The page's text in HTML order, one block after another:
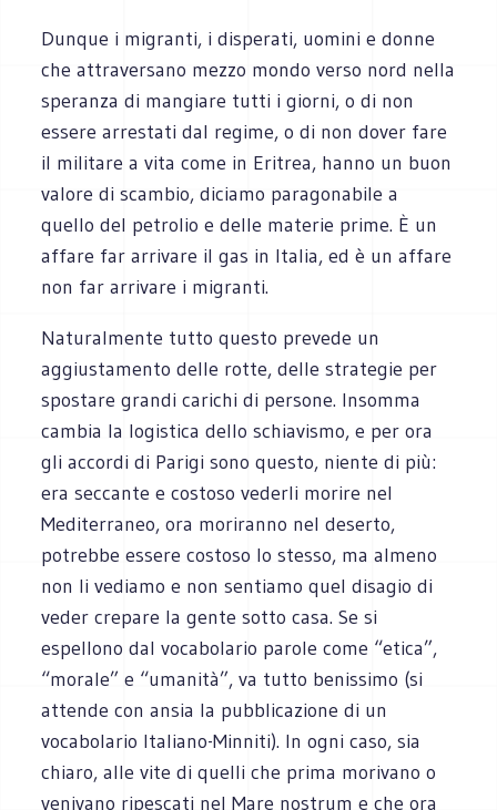
Dunque i migranti, i disperati, uomini e donne
che attraversano mezzo mondo verso nord nella
speranza di mangiare tutti i giorni, o di non
essere arrestati dal regime, o di non dover fare
il militare a vita come in Eritrea, hanno un buon
valore di scambio, diciamo paragonabile a
quello del petrolio e delle materie prime. È un
affare far arrivare il gas in Italia, ed è un affare
non far arrivare i migranti.
Naturalmente tutto questo prevede un
aggiustamento delle rotte, delle strategie per
spostare grandi carichi di persone. Insomma
cambia la logistica dello schiavismo, e per ora
gli accordi di Parigi sono questo, niente di più:
era seccante e costoso vederli morire nel
Mediterraneo, ora moriranno nel deserto,
potrebbe essere costoso lo stesso, ma almeno
non li vediamo e non sentiamo quel disagio di
veder crepare la gente sotto casa. Se si
espellono dal vocabolario parole come “etica”,
“morale” e “umanità”, va tutto benissimo (si
attende con ansia la pubblicazione di un
vocabolario Italiano-Minniti). In ogni caso, sia
chiaro, alle vite di quelli che prima morivano o
venivano ripescati nel Mare nostrum e che ora